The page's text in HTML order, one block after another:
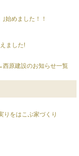
始めました！！
ました!
西原建設のお知らせ一覧
りをはこぶ家づくり